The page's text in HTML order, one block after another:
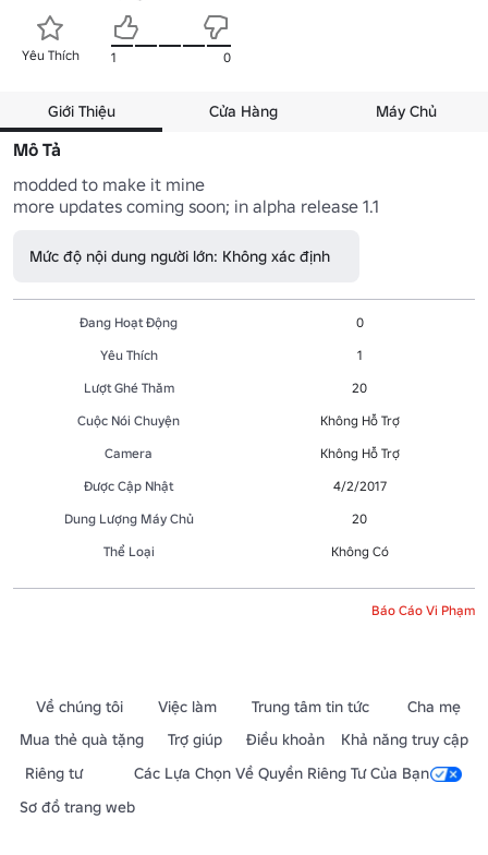
Yêu Thích 1 0
Giới Thiệu Cửa Hàng Máy Chủ
Mô Tả
modded to make it mine
more updates coming soon; in alpha release 1.1
Mức độ nội dung người lớn: Không xác định
Đang Hoạt Động
0
Yêu Thích
1
Lượt Ghé Thăm
20
Cuộc Nói Chuyện
Không Hỗ Trợ
Camera
Không Hỗ Trợ
Được Cập Nhật
4/2/2017
Dung Lượng Máy Chủ
20
Thể Loại
Không Có
Báo Cáo Vi Phạm
Về chúng tôi Việc làm Trung tâm tin tức
Cha mẹ
Mua thẻ quà tặng
Trợ giúp Điều khoản
Khả năng truy cập
Riêng tư
Các Lựa Chọn Về Quyền Riêng Tư Của Bạn
Sơ đồ trang web